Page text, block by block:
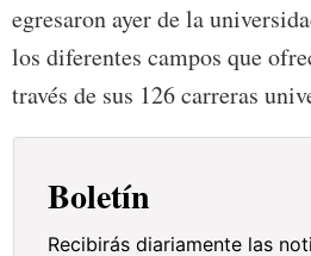
egresaron ayer de la
los diferentes campos que
través de sus 126 carreras
Boletín
Recibirás diariamente las